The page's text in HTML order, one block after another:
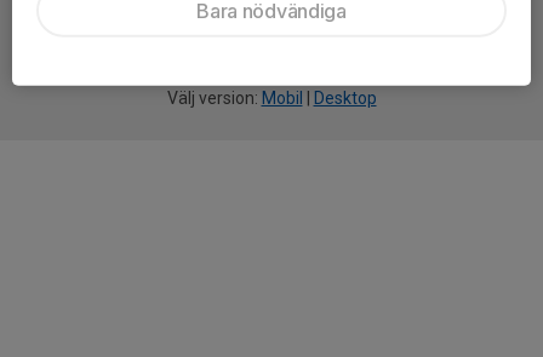
Välj version: Mobil Desktop
Bara nödvändiga